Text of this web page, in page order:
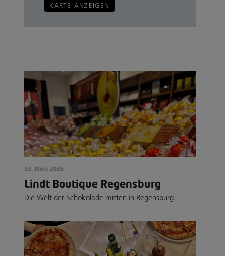
KARTE ANZEIGEN
23. März 2026
Lindt Boutique Regensburg
Die Welt der Schokolade mitten in Regensburg.